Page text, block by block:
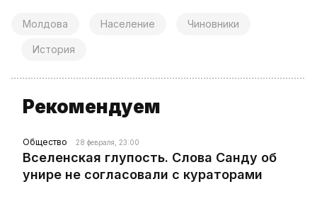
Молдова Население Чиновники
История
Рекомендуем
Общество 28 февраля, 23:00
Вселенская глупость. Слова Санду об
унире не согласовали с кураторами